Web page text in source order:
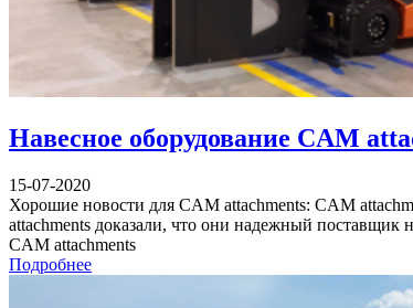
Навесное оборудование CAM
15-07-2020
Хорошие новости для CAM attachments: CAM
attachments доказали, что они надежный поставщик
CAM attachments
Подробнее